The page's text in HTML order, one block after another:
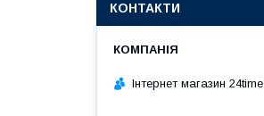
КОНТАКТИ
Інтернет магазин 24time